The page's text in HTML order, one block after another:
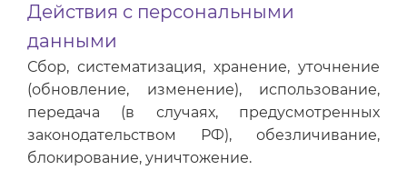
Действия с персональными
данными
Сбор, систематизация, хранение, уточнение
(обновление, изменение), использование,
передача (в случаях, предусмотренных
законодательством РФ), обезличивание,
блокирование, уничтожение.